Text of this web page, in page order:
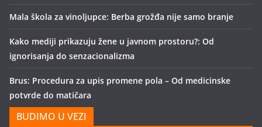
Mala škola za vinoljupce: Berba grožđa nije samo branje
Kako mediji prikazuju žene u javnom prostoru?: Od
ignorisanja do senzacionalizma
Brus: Procedura za upis promene pola – Od medicinske
potvrde do matičara
BUDIMO U VEZI